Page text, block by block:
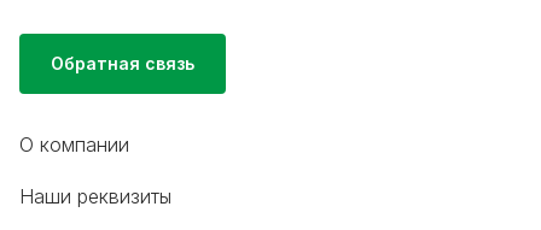
Обратная связь
О компании
Наши реквизиты